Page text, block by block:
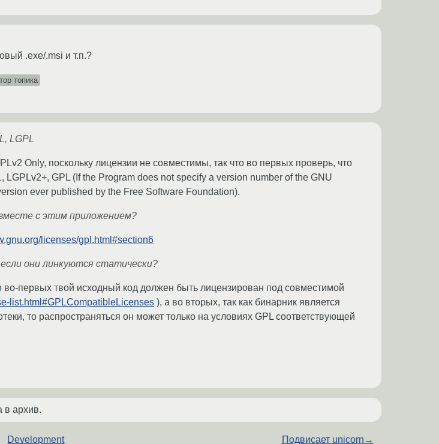
.exe/.msi и т.п.?
топика
LGPL
Only, поскольку лицензии не совместимы, так что во первых проверь, что
LGPLv2+, GPL (If the Program does not specify a version number of the GNU
ever published by the Free Software Foundation).
с этим приложением?
licenses/gpl.html#section6
они линкуются статически?
во-первых твой исходный код должен быть лицензирован под совместимой
list.html#GPLCompatibleLicenses ), а во вторых, так как бинарник является
то распространяться он может только на условиях GPL соответствующей
в архив.
Development Подвисает unicorn →